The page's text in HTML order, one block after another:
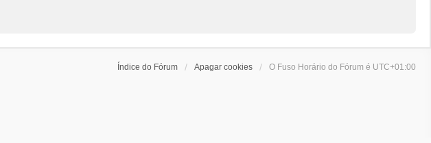
Índice do Fórum Apagar cookies O Fuso Horário do Fórum é UTC+01:00